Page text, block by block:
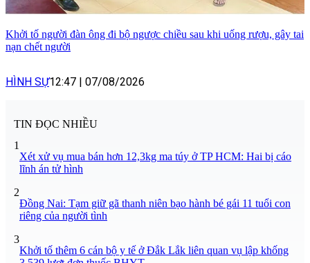
Khởi tố người đàn ông đi bộ ngược chiều sau khi uống rượu, gây tai
nạn chết người
HÌNH SỰ12:47 07/08/2026
TIN ĐỌC NHIỀU
1
Xét xử vụ mua bán hơn 12,3kg ma túy ở TP HCM: Hai bị cáo
lĩnh án tử hình
2
Đồng Nai: Tạm giữ gã thanh niên bạo hành bé gái 11 tuổi con
riêng của người tình
3
Khởi tố thêm 6 cán bộ y tế ở Đắk Lắk liên quan vụ lập khống